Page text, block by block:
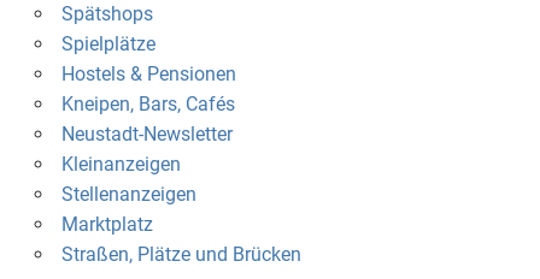
Spätshops
Spielplätze
Hostels & Pensionen
Kneipen, Bars, Cafés
Neustadt-Newsletter
Kleinanzeigen
Stellenanzeigen
Marktplatz
Straßen, Plätze und Brücken